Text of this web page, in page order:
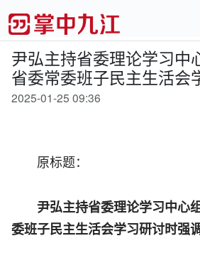
尹弘主持省委理论学习中
省委常委班子民主生活会
2025-01-25 09:36
原标题：
尹弘主持省委理论学习中心
委班子民主生活会学习研讨时强